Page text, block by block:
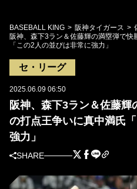
BASEBALL KING 阪神タイガース
阪神、森下3ラン＆佐藤輝の満塁弾で
「この2人の並びは非常に強力」
セ・リーグ
2025.06.09 06:50
阪神、森下3ラン＆佐藤
の打点王争いに真中満氏
強力」
SHARE